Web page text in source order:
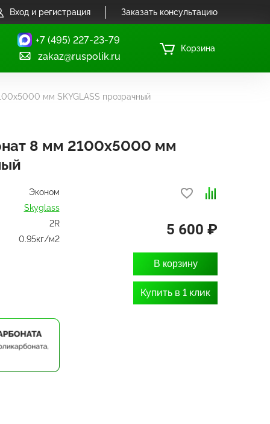
Вход и регистрация Заказать консультацию
+7 (495) 227-23-79
zakaz@ruspolik.ru
Корзина
мм SKYGLASS прозрачный
8 мм 2100x5000 мм
Эконом
Skyglass
2R
0.95кг/м2
5 600 ₽
В корзину
Купить в 1 клик